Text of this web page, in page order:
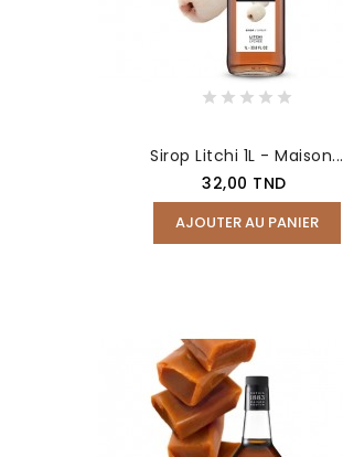
Sirop Litchi 1L - Maison...
Prix
32,00 TND
AJOUTER AU PANIER